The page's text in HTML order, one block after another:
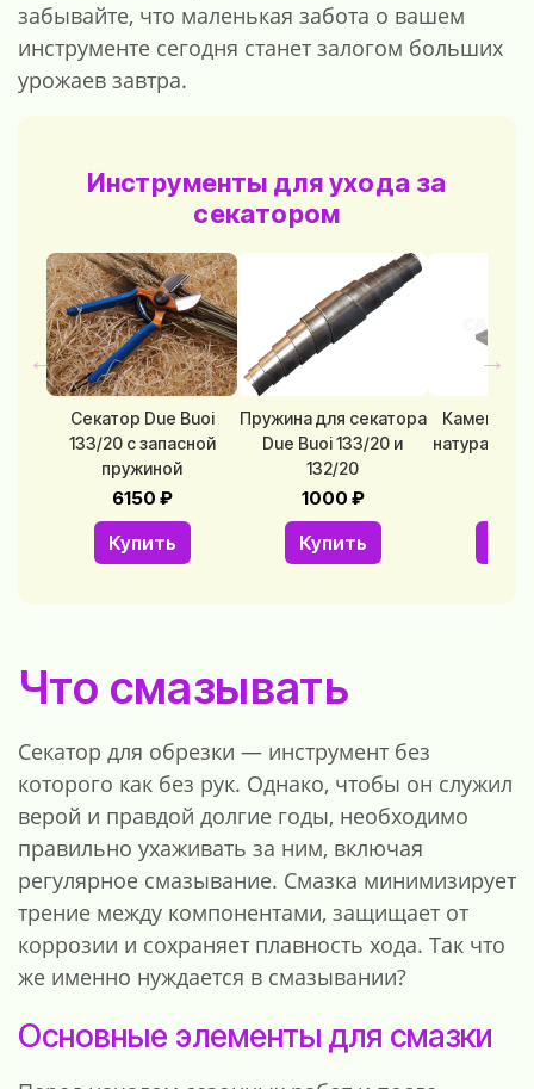
забывайте, что маленькая забота о вашем
инструменте сегодня станет залогом больших
урожаев завтра.
Инструменты для ухода за
секатором
Секатор Due Buoi
133/20 с запасной
пружиной
6150 ₽
Купить
Пружина для секатора
Due Buoi 133/20 и
132/20
1000 ₽
Купить
Камень
← →
Что смазывать
Секатор для обрезки — инструмент без
которого как без рук. Однако, чтобы он служил
верой и правдой долгие годы, необходимо
правильно ухаживать за ним, включая
регулярное смазывание. Смазка минимизирует
трение между компонентами, защищает от
коррозии и сохраняет плавность хода. Так что
же именно нуждается в смазывании?
Основные элементы для смазки